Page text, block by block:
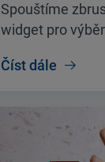
Spouštíme
widget pro
Číst dále